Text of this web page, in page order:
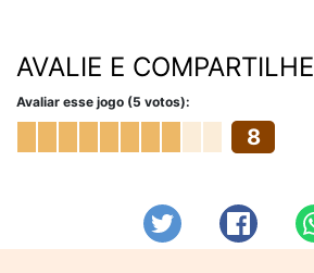
AVALIE E COMPARTILHE
Avaliar esse jogo (5 votos):
8